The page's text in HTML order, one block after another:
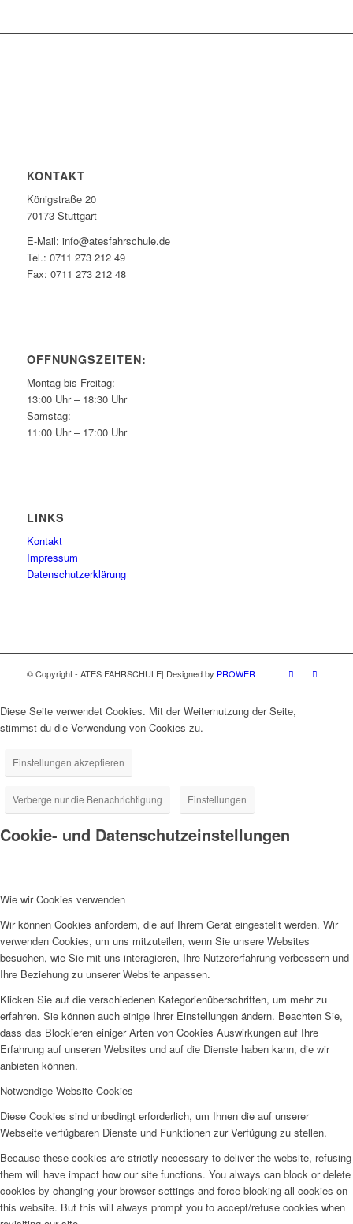
KONTAKT
Königstraße 20
70173 Stuttgart
E-Mail: info@atesfahrschule.de
Tel.: 0711 273 212 49
Fax: 0711 273 212 48
ÖFFNUNGSZEITEN:
Montag bis Freitag:
13:00 Uhr – 18:30 Uhr
Samstag:
11:00 Uhr – 17:00 Uhr
LINKS
Kontakt
Impressum
Datenschutzerklärung
© Copyright - ATES FAHRSCHULE| Designed by PROWER
Diese Seite verwendet Cookies. Mit der Weiternutzung der Seite,
stimmst du die Verwendung von Cookies zu.
Einstellungen akzeptieren
Verberge nur die Benachrichtigung Einstellungen
Cookie- und Datenschutzeinstellungen
Wie wir Cookies verwenden
Wir können Cookies anfordern, die auf Ihrem Gerät eingestellt werden. Wir
verwenden Cookies, um uns mitzuteilen, wenn Sie unsere Websites
besuchen, wie Sie mit uns interagieren, Ihre Nutzererfahrung verbessern und
Ihre Beziehung zu unserer Website anpassen.
Klicken Sie auf die verschiedenen Kategorienüberschriften, um mehr zu
erfahren. Sie können auch einige Ihrer Einstellungen ändern. Beachten Sie,
dass das Blockieren einiger Arten von Cookies Auswirkungen auf Ihre
Erfahrung auf unseren Websites und auf die Dienste haben kann, die wir
anbieten können.
Notwendige Website Cookies
Diese Cookies sind unbedingt erforderlich, um Ihnen die auf unserer
Webseite verfügbaren Dienste und Funktionen zur Verfügung zu stellen.
Because these cookies are strictly necessary to deliver the website, refusing
them will have impact how our site functions. You always can block or delete
cookies by changing your browser settings and force blocking all cookies on
this website. But this will always prompt you to accept/refuse cookies when